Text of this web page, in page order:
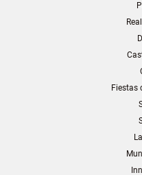
Fiestas